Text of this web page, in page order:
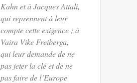
Kahn et à Jacques Attali,
qui reprennent à leur
compte cette exigence ; à
Vaira Vike Freiberga,
qui leur demande de ne
pas jeter la clé et de ne
pas faire de l’Europe